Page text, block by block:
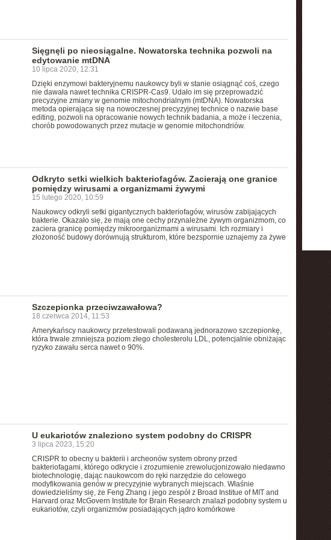
Sięgnęli po nieosiągalne. Nowatorska technika pozwoli na
edytowanie mtDNA
10 lipca 2020, 12:31
Dzięki enzymowi bakteryjnemu naukowcy byli w stanie osiągnąć coś, czego
nie dawała nawet technika CRISPR-Cas9. Udało im się przeprowadzić
precyzyjne zmiany w genomie mitochondrialnym (mtDNA). Nowatorska
metoda opierająca się na nowoczesnej precyzyjnej technice o nazwie base
editing, pozwoli na opracowanie nowych technik badania, a może i leczenia,
chorób powodowanych przez mutacje w genomie mitochondriów.
Odkryto setki wielkich bakteriofagów. Zacierają one granice
pomiędzy wirusami a organizmami żywymi
15 lutego 2020, 10:59
Naukowcy odkryli setki gigantycznych bakteriofagów, wirusów zabijających
bakterie. Okazało się, że mają one cechy przynależne żywym organizmom, co
zaciera granicę pomiędzy mikroorganizmami a wirusami. Ich rozmiary i
złożoność budowy dorównują strukturom, które bezspornie uznajemy za żywe
Szczepionka przeciwzawałowa?
18 czerwca 2014, 11:53
Amerykańscy naukowcy przetestowali podawaną jednorazowo szczepionkę,
która trwale zmniejsza poziom złego cholesterolu LDL, potencjalnie obniżając
ryzyko zawału serca nawet o 90%.
U eukariotów znaleziono system podobny do CRISPR
3 lipca 2023, 15:20
CRISPR to obecny u bakterii i archeonów system obrony przed
bakteriofagami, którego odkrycie i zrozumienie zrewolucjonizowało niedawno
biotechnologię, dając naukowcom do ręki narzędzie do celowego
modyfikowania genów w precyzyjnie wybranych miejscach. Właśnie
dowiedzieliśmy się, że Feng Zhang i jego zespół z Broad Institue of MIT and
Harvard oraz McGovern Institute for Brain Research znalazł podobny system u
eukariotów, czyli organizmów posiadających jądro komórkowe